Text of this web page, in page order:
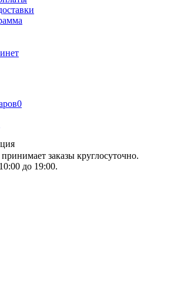
0
заказы круглосуточно.
до 19:00.